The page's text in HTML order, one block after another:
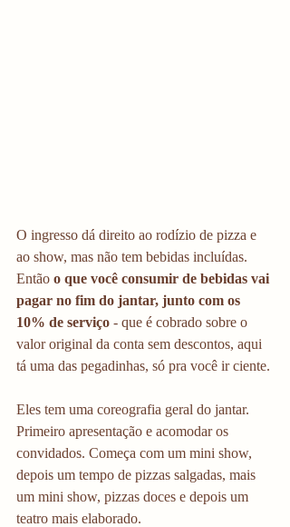
O ingresso dá direito ao rodízio de pizza e
ao show, mas não tem bebidas incluídas.
Então o que você consumir de bebidas vai
pagar no fim do jantar, junto com os
10% de serviço - que é cobrado sobre o
valor original da conta sem descontos, aqui
tá uma das pegadinhas, só pra você ir ciente.
Eles tem uma coreografia geral do jantar.
Primeiro apresentação e acomodar os
convidados. Começa com um mini show,
depois um tempo de pizzas salgadas, mais
um mini show, pizzas doces e depois um
teatro mais elaborado.